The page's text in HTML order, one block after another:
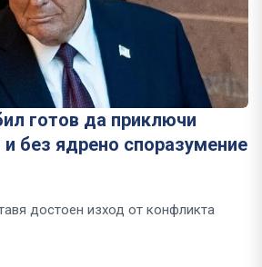
готов да приключи
и без ядрено споразумение
достоен изход от конфликта